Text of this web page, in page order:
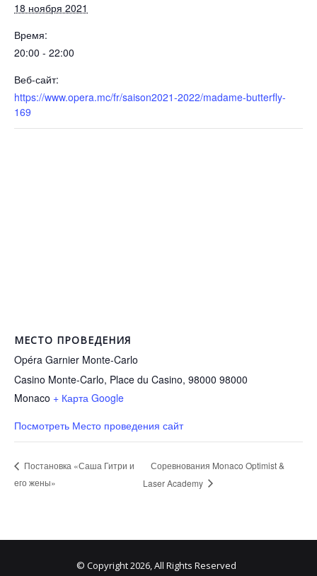
18 ноября 2021
Время:
20:00 - 22:00
Веб-сайт:
https://www.opera.mc/fr/saison2021-2022/madame-butterfly-
169
МЕСТО ПРОВЕДЕНИЯ
Opéra Garnier Monte-Carlo
Casino Monte-Carlo, Place du Casino, 98000 98000
Monaco + Карта Google
Посмотреть Место проведения сайт
Постановка «Саша Гитри и
его жены»
Соревнования Monaco Optimist &
Laser Academy
© Copyright 2026, All Rights Reserved